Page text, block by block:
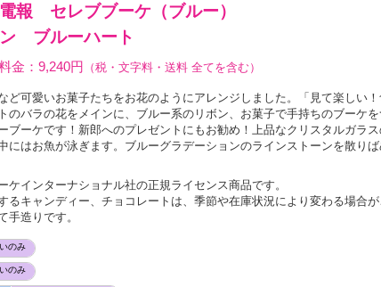
報 セレブブーケ（ブルー）
ブルーハート
金：9,240円 （税・文字料・送料 全てを含む）
ど可愛いお菓子たちをお花のようにアレンジしました。「見て楽しい！
のバラの花をメインに、ブルー系のリボン、お菓子で手持ちのブーケ
ブーケです！新郎へのプレゼントにもお勧め！上品なクリスタルガラ
にはお魚が泳ぎます。ブルーグラデーションのラインストーンを散り
インターナショナル社の正規ライセンス商品です。
キャンディー、チョコレートは、季節や在庫状況により変わる場合が
造りです。
のみ
のみ